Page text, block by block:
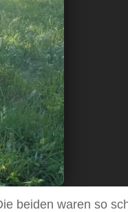
beiden waren so